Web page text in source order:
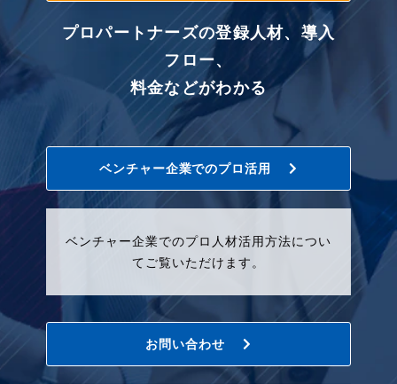
プロパートナーズの登録人材、導入
フロー、
料金などがわかる
ベンチャー企業でのプロ活用
ベンチャー企業でのプロ人材活用方法につい
てご覧いただけます。
お問い合わせ